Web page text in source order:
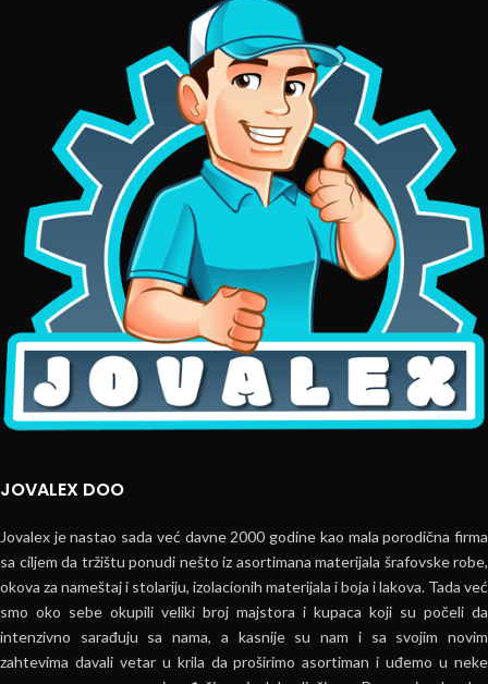
JOVALEX DOO
Jovalex je nastao sada već davne 2000 godine kao mala porodična firma
sa ciljem da tržištu ponudi nešto iz asortimana materijala šrafovske robe,
okova za nameštaj i stolariju, izolacionih materijala i boja i lakova. Tada već
smo oko sebe okupili veliki broj majstora i kupaca koji su počeli da
intenzivno sarađuju sa nama, a kasnije su nam i sa svojim novim
zahtevima davali vetar u krila da proširimo asortiman i uđemo u neke